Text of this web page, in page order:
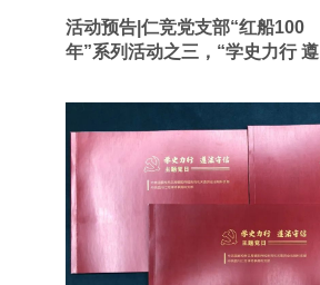
活动预告|仁竞党支部“红船100
年”系列活动之三，“学史力行 遵